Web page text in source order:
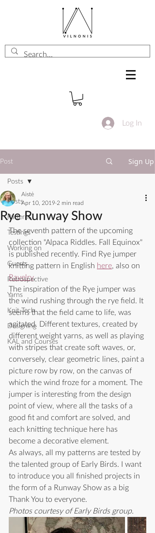
Log In
Post Sign Up
Posts
Patterns
Testings
Working on
Guests
Retrospective
Yarns
Knit-Tech
Designing
KAL and Courses
Posts
Rye Runway Show
Aistė
Apr 10, 2019 2 min read
The seventh pattern of the upcoming
collection "Alpaca Riddles. Fall Equinox"
is published recently. Find Rye jumper
knitting pattern in English here, also on
Ravelry.
The inspiration of the Rye jumper was
the wind rushing through the rye field. It
seems that the field came to life, was
agitated. Different textures, created by
different weight yarns, as well as playing
with stripes that create soft waves, or,
conversely, clear geometric lines, paint a
picture row by row, on the canvas of
which the wind froze for a moment. The
jumper is interesting from the design
point of view, where all the tasks of a
good fit and comfort are solved, and
each knitting technique here has
become a decorative element.
As always, all my patterns are tested by
the talented group of Early Birds. I want
to introduce you all finished projects in
the form of a Runway Show as a big
Thank You to everyone.
Photos courtesy of Early Birds group.